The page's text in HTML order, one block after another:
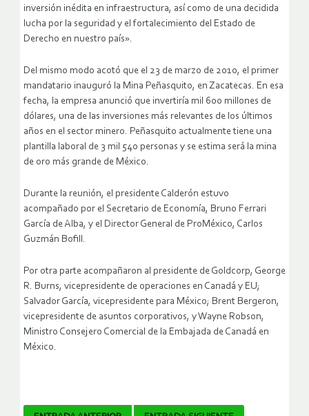
inversión inédita en infraestructura, así como de una decidida
lucha por la seguridad y el fortalecimiento del Estado de
Derecho en nuestro país».
Del mismo modo acotó que el 23 de marzo de 2010, el primer
mandatario inauguró la Mina Peñasquito, en Zacatecas. En esa
fecha, la empresa anunció que invertiría mil 600 millones de
dólares, una de las inversiones más relevantes de los últimos
años en el sector minero. Peñasquito actualmente tiene una
plantilla laboral de 3 mil 540 personas y se estima será la mina
de oro más grande de México.
Durante la reunión, el presidente Calderón estuvo
acompañado por el Secretario de Economía, Bruno Ferrari
García de Alba, y el Director General de ProMéxico, Carlos
Guzmán Bofill.
Por otra parte acompañaron al presidente de Goldcorp, George
R. Burns, vicepresidente de operaciones en Canadá y EU;
Salvador García, vicepresidente para México; Brent Bergeron,
vicepresidente de asuntos corporativos, y Wayne Robson,
Ministro Consejero Comercial de la Embajada de Canadá en
México.